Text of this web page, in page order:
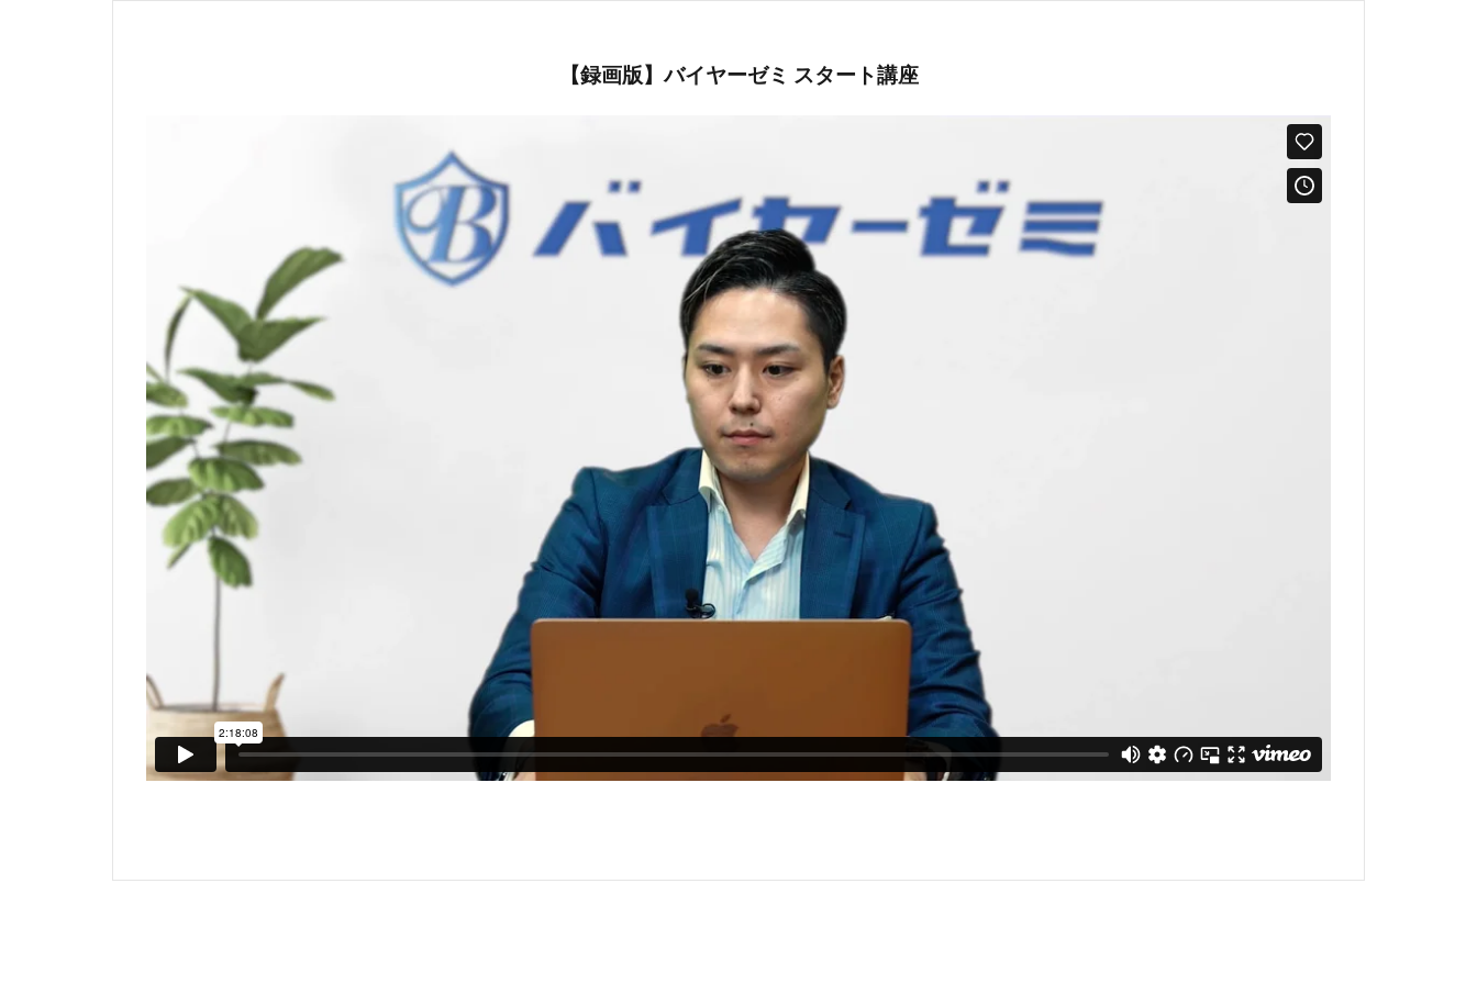
【録画版】バイヤーゼミ スタート講座